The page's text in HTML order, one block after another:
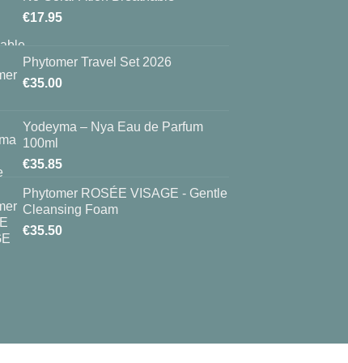
€17.95
Phytomer Travel Set 2026
€35.00
Yodeyma – Nya Eau de Parfum
100ml
€35.85
Phytomer ROSÉE VISAGE - Gentle
Cleansing Foam
€35.50